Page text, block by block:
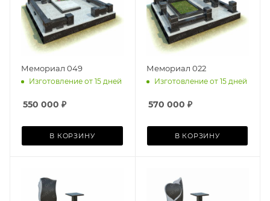
Мемориал 049
Изготовление от 15 дней
550 000 ₽
В КОРЗИНУ
Мемориал 022
Изготовление от 15 дней
570 000 ₽
В КОРЗИНУ